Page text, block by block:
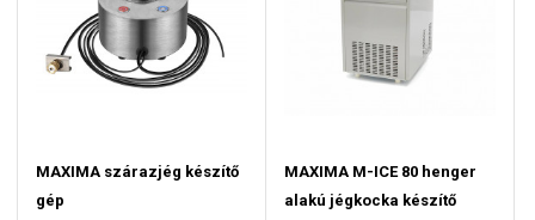
MAXIMA szárazjég készítő
gép
MAXIMA M-ICE 80 henger
alakú jégkocka készítő